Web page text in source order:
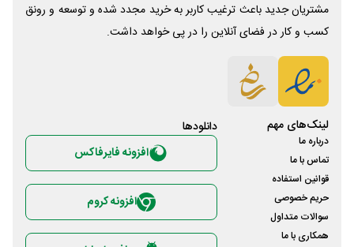
مشتریان جدید باعث ترغیب کاربر به خرید مجدد شده و توسعه و رونق
کسب و کار در فضای آنلاین را در پی خواهد داشت.
لینک‌های مهم
درباره ما
تماس با ما
قوانین استفاده
حریم خصوصی
سوالات متداول
همکاری با ما
دانلود‌ها
افزونه فایرفاکس
افزونه کروم